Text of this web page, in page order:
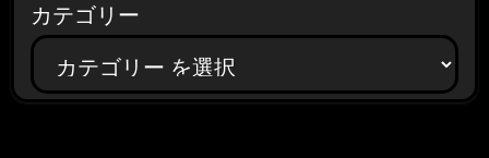
カテゴリー